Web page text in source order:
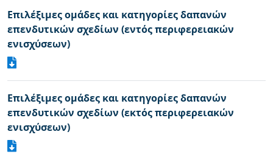
Επιλέξιμες ομάδες και κατηγορίες δαπανών
επενδυτικών σχεδίων (εντός περιφερειακών
ενισχύσεων)
Επιλέξιμες ομάδες και κατηγορίες δαπανών
επενδυτικών σχεδίων (εκτός περιφερειακών
ενισχύσεων)